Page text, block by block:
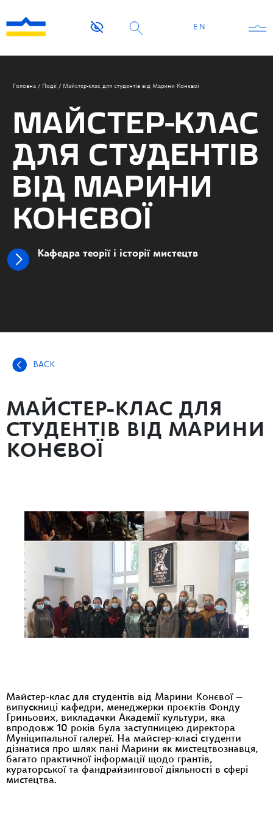
EN
Головна / Події / Майстер-клас для студентів від Марини Конєвої
МАЙСТЕР-КЛАС
ДЛЯ СТУДЕНТІВ
ВІД МАРИНИ
КОНЄВОЇ
Кафедра теорії і історії мистецтв
BACK
МАЙСТЕР-КЛАС ДЛЯ
СТУДЕНТІВ ВІД МАРИНИ
КОНЄВОЇ
Майстер-клас для студентів від Марини Конєвої —
випускниці кафедри, менеджерки проєктів Фонду
Гриньових, викладачки Академії культури, яка
впродовж 10 років була заступницею директора
Муніципальної галереї. На майстер-класі студенти
дізнатися про шлях пані Марини як мистецтвознавця,
багато практичної інформації щодо грантів,
кураторської та фандрайзингової діяльності в сфері
мистецтва.